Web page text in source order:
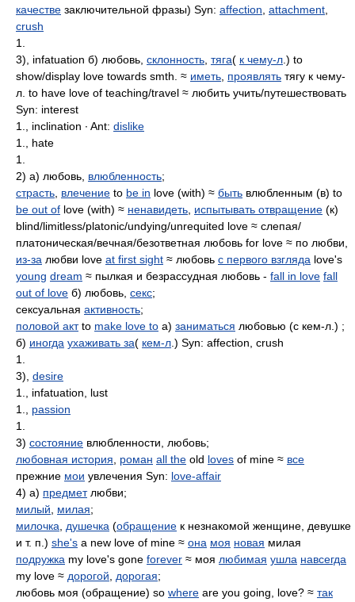
качестве заключительной фразы) Syn: affection attachment
crush
1.
3), infatuation б) любовь, склонность тяга( к чему-л .) to
show/display love towards smth. ≈ иметь проявлять тягу к чему-
л. to have love of teaching/travel ≈ любить учить/путешествовать
Syn: interest
1., inclination ∙ Ant: dislike
1., hate
1.
2) а) любовь, влюбленность;
страсть влечение to be in love (with) ≈ быть влюбленным (в) to
be out of love (with) ≈ ненавидеть испытывать отвращение (к)
blind/limitless/platonic/undying/unrequited love ≈ слепая/
платоническая/вечная/безответная любовь for love ≈ по любви,
из-за любви love at first sight ≈ любовь с первого взгляда love's
young dream ≈ пылкая и безрассудная любовь - fall in love fall
out of love б) любовь, секс;
сексуальная активность;
половой актto make love to а) заниматься любовью (с кем-л.) ;
б) иногда ухаживать за( кем-л .) Syn: affection, crush
1.
3), desire
1., infatuation, lust
1., passion
1.
3) состояние влюбленности, любовь;
любовная история
роман all the old loves of mine ≈ все
прежние мои увлечения Syn: love-affair
4) а) предметлюбви;
милый
милая;
милочка
душечка (обращение к незнакомой женщине, девушке
и т. п.) she's a new love of mine ≈ она моя новая милая
подружка my love's gone forever ≈ моя любимая ушла навсегда
my love ≈ дорогой дорогая;
любовь моя (обращение) so where are you going, love? ≈ так